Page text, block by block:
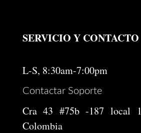
SERVICIO Y CONTACTO
L-S, 8:30am-7:00pm
Contactar Soporte
Cra 43 #75b -187 local
Colombia